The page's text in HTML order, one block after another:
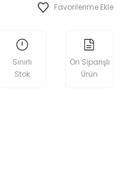
Sınırlı
Stok
Ön Siparişli
Ürün